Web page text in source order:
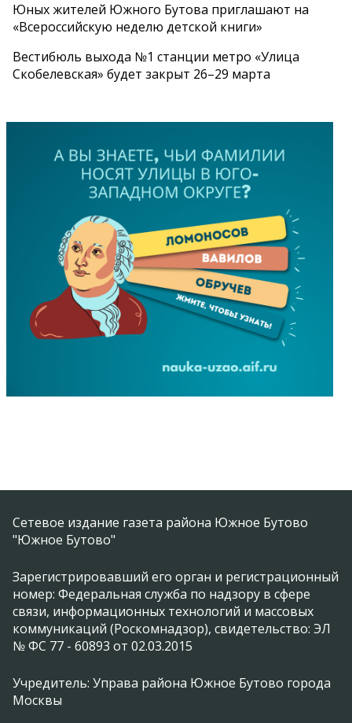
Юных жителей Южного Бутова приглашают на
«Всероссийскую неделю детской книги»
Вестибюль выхода №1 станции метро «Улица
Скобелевская» будет закрыт 26–29 марта
Сетевое издание газета района Южное Бутово
"Южное Бутово"
Зарегистрировавший его орган и регистрационный
номер: Федеральная служба по надзору в сфере
связи, информационных технологий и массовых
коммуникаций (Роскомнадзор), свидетельство: ЭЛ
№ ФС 77 - 60893 от 02.03.2015
Учредитель: Управа района Южное Бутово города
Москвы